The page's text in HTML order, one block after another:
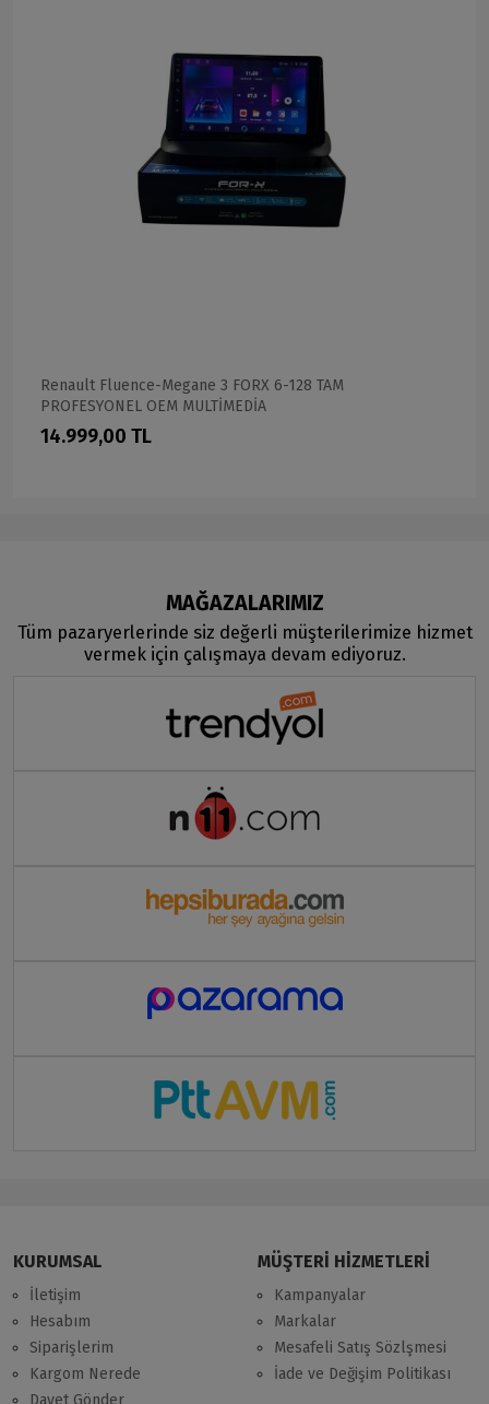
Renault Fluence-Megane 3 FORX 6-128 TAM
PROFESYONEL OEM MULTİMEDİA
14.999,00 TL
MAĞAZALARIMIZ
Tüm pazaryerlerinde siz değerli müşterilerimize hizmet
vermek için çalışmaya devam ediyoruz.
KURUMSAL
İletişim
Hesabım
Siparişlerim
Kargom Nerede
Davet Gönder
MÜŞTERİ HİZMETLERİ
Kampanyalar
Markalar
Mesafeli Satış Sözlşmesi
İade ve Değişim Politikası